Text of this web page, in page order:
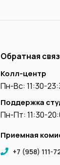
Обратная
Колл-центр
Пн-Вс: 11:30-
Поддержка
Пн-Пт: 11:30-
Приемная
+7 (958) 111-